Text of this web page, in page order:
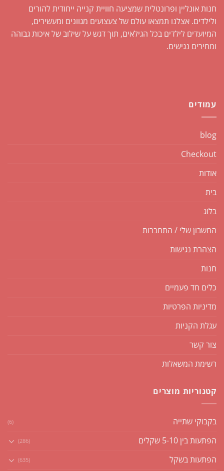
חנות אונליין ופרונטלית שמציעה חוויית קנייה ייחודית להורים
ולילדים. אצלנו תמצאו עולם של צעצועים מגוונים ומעשירים,
המיועדים לילדים בכל הגילאים, תוך דגש על שילוב של איכות גבוהה
ומחירים נגישים.
עמודים
blog
Checkout
אודות
בית
בלוג
החשבון שלי / התחברות
הצהרת נגישות
חנות
כלים חד פעמיים
מדיניות הפרטיות
עגלת הקניות
צור קשר
רשימת המשאלות
קטגוריות מוצרים
בקבוקי שתייה (6)
הפתעות בין 5-10 שקלים (286)
הפתעות בשקל (635)